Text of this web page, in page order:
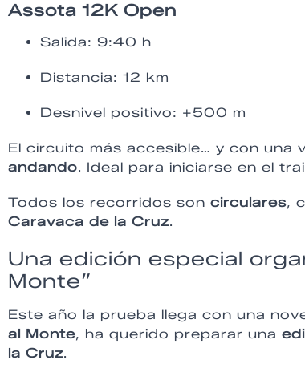
Assota 12K Open
Salida: 9:40 h
Distancia: 12 km
Desnivel positivo: +500 m
El circuito más accesible… y con una
andando. Ideal para iniciarse en el
Todos los recorridos son circulares,
Caravaca de la Cruz.
Una edición especial
Monte”
Este año la prueba llega con una
al Monte, ha querido preparar una
la Cruz.